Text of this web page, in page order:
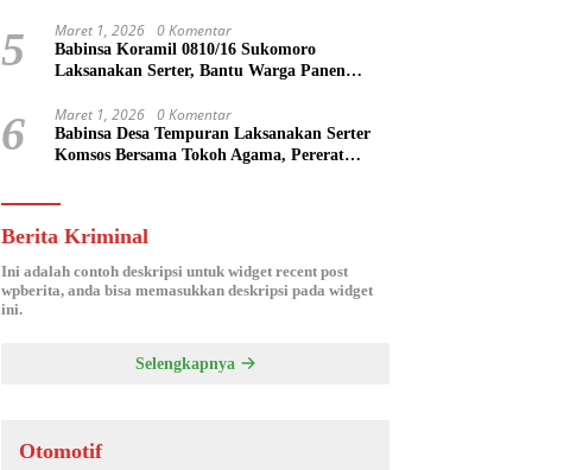
5 Maret 1, 2026 0 Komentar
Babinsa Koramil 0810/16 Sukomoro
Laksanakan Serter, Bantu Warga Panen
6 Maret 1, 2026 0 Komentar
Babinsa Desa Tempuran Laksanakan Serter
Komsos Bersama Tokoh Agama, Pererat
Berita Kriminal
Ini adalah contoh deskripsi untuk widget recent post
wpberita, anda bisa memasukkan deskripsi pada widget
ini.
Selengkapnya
Otomotif